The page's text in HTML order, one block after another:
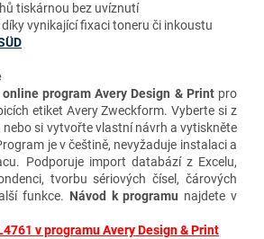
tiskárnou bez uvíznutí
vynikající fixaci toneru či inkoustu
online program Avery Design & Print pro
etiket Avery Zweckform. Vyberte si z
si vytvořte vlastní návrh a vytiskněte
je v češtině, nevyžaduje instalaci a
Podporuje import databází z Excelu,
tvorbu sériových čísel, čárových
funkce. Návod k programu najdete v
v programu Avery Design & Print